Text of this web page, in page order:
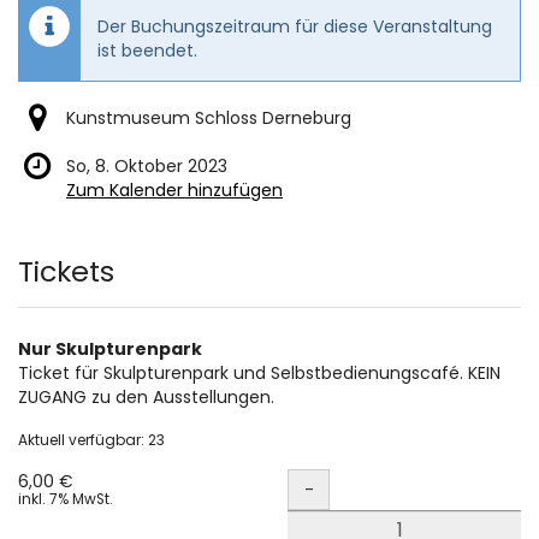
Der Buchungszeitraum für diese Veranstaltung
ist beendet.
Kunstmuseum Schloss Derneburg
So, 8. Oktober 2023
Zum Kalender hinzufügen
Produkte
Tickets
Nur Skulpturenpark
Ticket für Skulpturenpark und Selbstbedienungscafé. KEIN
ZUGANG zu den Ausstellungen.
Aktuell verfügbar: 23
6,00 €
inkl. 7% MwSt. Menge
-